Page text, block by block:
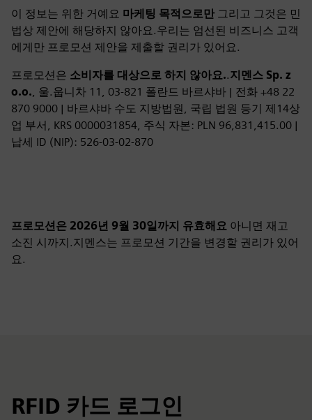
이 정보는 위한 거예요 마케팅 목적으로만 그리고 그것은 민
법상 제안에 해당하지 않아요.우리는 엄선된 비즈니스 고객
에게만 프로모션 제안을 제출할 권리가 있어요.
프로모션은 소비자를 대상으로 하지 않아요..지멘스 Sp. z
o.o. , 울.웁니차 11, 03‑821 폴란드 바르샤바 | 전화 +48 22
870 9000 | 바르샤바 수도 지방법원, 국립 법원 등기 제14상
업 부서, KRS 0000031854, 주식 자본: PLN 96,831,415.00 |
납세 ID (NIP): 526‑03‑02‑870
프로모션은 2026년 9월 30일까지 유효해요 아니면 재고
소진 시까지.지멘스는 프로모션 기간을 변경할 권리가 있어
요.
RFID 카드 로그인